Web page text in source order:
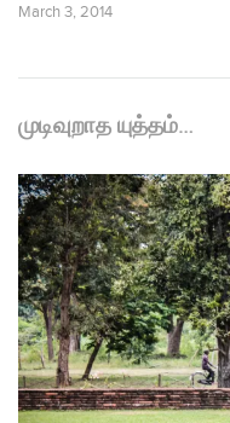
March 3, 2014
முடிவுறாத யுத்தம்…